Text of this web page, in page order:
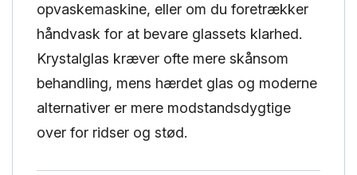
opvaskemaskine, eller om du foretrækker
håndvask for at bevare glassets klarhed.
Krystalglas kræver ofte mere skånsom
behandling, mens hærdet glas og moderne
alternativer er mere modstandsdygtige
over for ridser og stød.